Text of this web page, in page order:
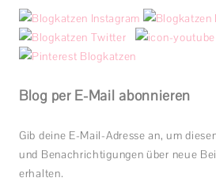
Blog per E-Mail abonnieren
Gib deine E-Mail-Adresse an, um
und Benachrichtigungen über neue
erhalten.